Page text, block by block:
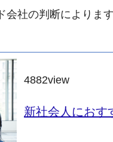
会社の判断によりま
4882view
新社会人におす